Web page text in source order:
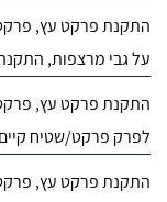
התקנת פרקט עץ,
על גבי מרצפות,
התקנת פרקט עץ,
לפרק פרקט/שטיח
התקנת פרקט עץ,